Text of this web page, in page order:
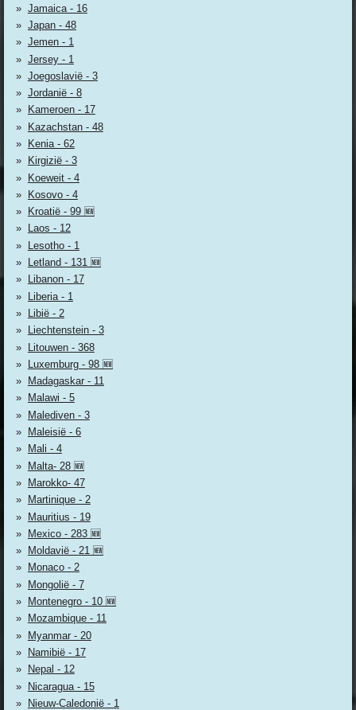
Jamaica - 16
Japan - 48
Jemen - 1
Jersey - 1
Joegoslavië - 3
Jordanië - 8
Kameroen - 17
Kazachstan - 48
Kenia - 62
Kirgizië - 3
Koeweit - 4
Kosovo - 4
Kroatië - 99 🆕
Laos - 12
Lesotho - 1
Letland - 131 🆕
Libanon - 17
Liberia - 1
Libië - 2
Liechtenstein - 3
Litouwen - 368
Luxemburg - 98 🆕
Madagaskar - 11
Malawi - 5
Malediven - 3
Maleisië - 6
Mali - 4
Malta- 28 🆕
Marokko- 47
Martinique - 2
Mauritius - 19
Mexico - 283 🆕
Moldavië - 21 🆕
Monaco - 2
Mongolië - 7
Montenegro - 10 🆕
Mozambique - 11
Myanmar - 20
Namibië - 17
Nepal - 12
Nicaragua - 15
Nieuw-Caledonië - 1